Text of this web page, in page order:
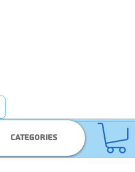
Categories